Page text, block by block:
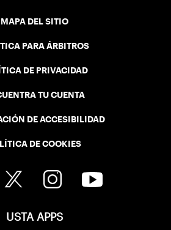
MAPA DEL SITIO
PARA ÁRBITROS
DE PRIVACIDAD
TU CUENTA
DE ACCESIBILIDAD
DE COOKIES
USTA APPS